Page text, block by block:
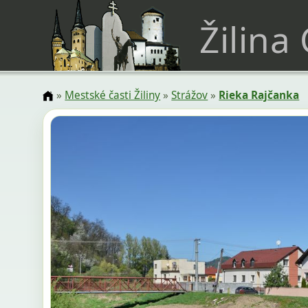
Žilina
» Mestské časti Žiliny»Strážov» Rieka Rajčanka